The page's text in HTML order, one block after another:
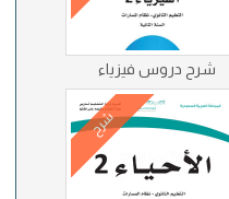
شرح دروس فيزياء
شرح